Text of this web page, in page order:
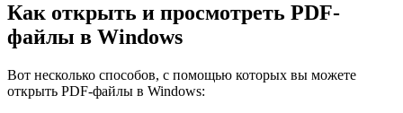
Как открыть и просмотреть PDF-
файлы в Windows
Вот несколько способов, с помощью которых вы можете
открыть PDF-файлы в Windows: